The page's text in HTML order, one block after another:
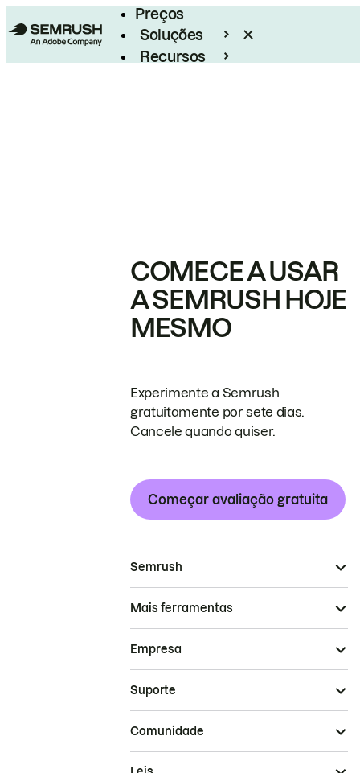
Preços
Soluções
Recursos
COMECE A USAR
A SEMRUSH HOJE
MESMO
Experimente a Semrush
gratuitamente por sete dias.
Cancele quando quiser.
Começar avaliação gratuita
Semrush
Mais ferramentas
Empresa
Suporte
Comunidade